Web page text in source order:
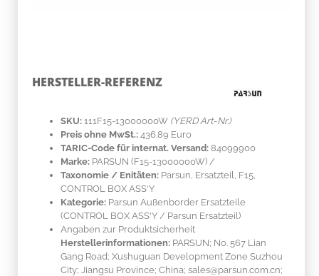
HERSTELLER-REFERENZ
SKU: 111F15-13000000W (YERD Art-Nr.)
Preis ohne MwSt.: 436.89 Euro
TARIC-Code für internat. Versand: 84099900
Marke: PARSUN (F15-13000000W) /
Taxonomie / Enitäten: Parsun, Ersatzteil, F15,
CONTROL BOX ASS‘Y
Kategorie: Parsun Außenborder Ersatzteile
(CONTROL BOX ASS'Y / Parsun Ersatzteil)
Angaben zur Produktsicherheit
Herstellerinformationen: PARSUN; No. 567 Lian
Gang Road; Xushuguan Development Zone Suzhou
City; Jiangsu Province; China; sales@parsun.com.cn;